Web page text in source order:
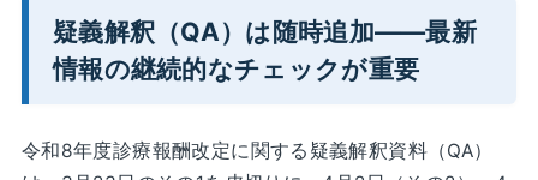
疑義解釈（QA）は随時追加——最新
情報の継続的なチェックが重要
令和8年度診療報酬改定に関する疑義解釈資料（QA）